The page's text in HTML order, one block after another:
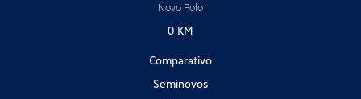
Novo Polo
0 KM
Comparativo
Seminovos